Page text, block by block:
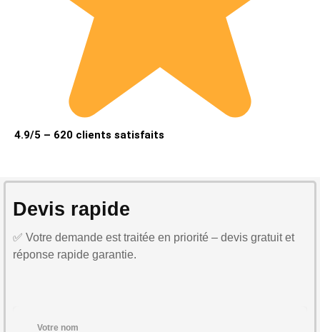
4.9/5 – 620 clients satisfaits
Devis rapide
✅ Votre demande est traitée en priorité – devis gratuit et
réponse rapide garantie.
Votre nom